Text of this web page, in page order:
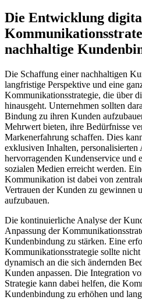
Die Entwicklung
nachhaltige
Die Schaffung einer nachhaltigen
langfristige Perspektive und eine
Kommunikationsstrategie, die über
hinausgeht. Unternehmen sollten
Bindung zu ihren Kunden
Mehrwert bieten, ihre Bedürfnisse
Markenerfahrung schaffen. Dies
exklusiven Inhalten, personalisierten
hervorragenden Kundenservice und
sozialen Medien erreicht werden.
Kommunikation ist dabei von
Vertrauen der Kunden zu gewinnen
aufzubauen.
Die kontinuierliche Analyse der
Anpassung der
Kundenbindung zu stärken. Eine
Kommunikationsstrategie sollte nicht
dynamisch an die sich ändernden
Kunden anpassen. Die Integration
Strategie kann dabei helfen, die
Kundenbindung zu erhöhen und